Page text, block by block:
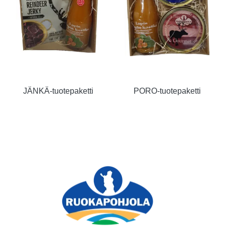
JÄNKÄ-tuotepaketti PORO-tuotepaketti